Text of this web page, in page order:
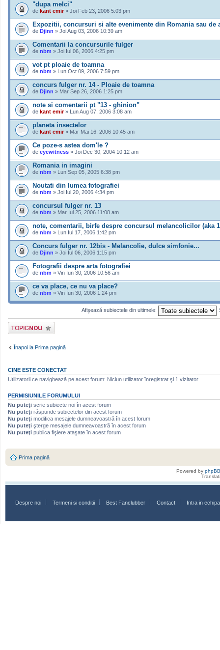
"dupa melci"
de kant emir» Joi Feb 23, 2006 5:03 pm
Expozitii, concursuri si alte evenimente din Romania sau de
de Djinn » Joi Aug 03, 2006 10:39 am
Comentarii la concursurile fulger
de nbm » Joi Iul 06, 2006 4:25 pm
vot pt ploaie de toamna
de nbm » Lun Oct 09, 2006 7:59 pm
concurs fulger nr. 14 - Ploaie de toamna
de Djinn » Mar Sep 26, 2006 1:25 pm
note si comentarii pt "13 - ghinion"
de kant emir» Lun Aug 07, 2006 3:08 am
planeta insectelor
de kant emir» Mar Mai 16, 2006 10:45 am
Ce poze-s astea dom'le ?
de eyewitness » Joi Dec 30, 2004 10:12 am
Romania in imagini
de nbm » Lun Sep 05, 2005 6:38 pm
Noutati din lumea fotografiei
de nbm » Joi Iul 20, 2006 4:34 pm
concursul fulger nr. 13
de nbm » Mar Iul 25, 2006 11:08 am
note, comentarii, birfe despre concursul melancolicilor (aka
de nbm » Lun Iul 17, 2006 1:42 pm
Concurs fulger nr. 12bis - Melancolie, dulce simfonie...
de Djinn » Joi Iul 06, 2006 1:15 pm
Fotografii despre arta fotografiei
de nbm » Vin Iun 30, 2006 10:56 am
ce va place, ce nu va place?
de nbm » Vin Iun 30, 2006 1:24 pm
Afişează subiectele din ultimele:
Scrie un subiect
nou
Înapoi la Prima pagină
CINE ESTE CONECTAT
Utilizatorii ce navighează pe acest forum: Niciun utilizator înregistrat şi 1 vizitator
PERMISIUNILE FORUMULUI
Nu puteţi scrie subiecte noi în acest forum
Nu puteţi răspunde subiectelor din acest forum
Nu puteţi modifica mesajele dumneavoastră în acest forum
Nu puteţi şterge mesajele dumneavoastră în acest forum
Nu puteţi publica fişiere ataşate în acest forum
Prima pagină
Powered by phpBB
Despre noi Termeni si conditii Best Fanclubber Contact Intra in